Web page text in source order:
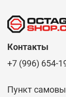
Контакты
+7 (996) 654-
Пункт